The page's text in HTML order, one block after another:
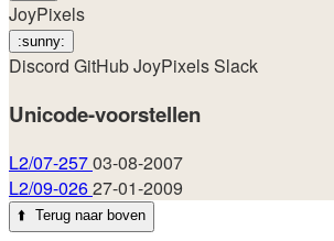
JoyPixels
:sunny:
Discord GitHubJoyPixelsSlack
Unicode-voorstellen
L2/07-25703-08-2007
L2/09-02627-01-2009
⬆️ Terug naar boven